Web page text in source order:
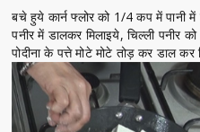
बचे हुये कार्न फ्लोर को 1/4 कप में पानी
पनीर में डालकर मिलाइये, चिल्ली पनीर
पोदीना के पत्ते मोटे मोटे तोड़ कर डाल कर